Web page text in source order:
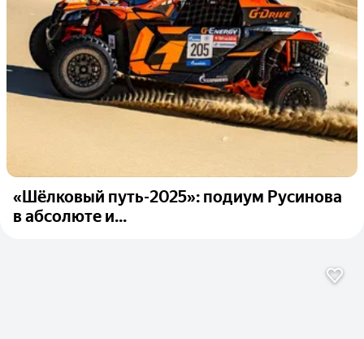
«Шёлковый путь-2025»: подиум Русинова
в абсолюте и...